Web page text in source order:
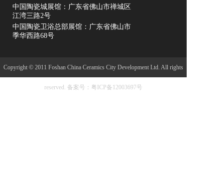
中国陶瓷城展馆：广东省佛山市禅城区
江湾三路2号
中国陶瓷卫浴总部展馆：广东省佛山市
季华西路68号
Copyright © 2011 Foshan China Ceramics City Development Ltd. All rights
reserved. 备案号：粤ICP备12003697号